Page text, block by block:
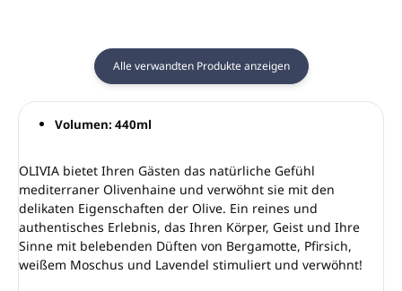
Alle verwandten Produkte anzeigen
Volumen: 440ml
OLIVIA bietet Ihren Gästen das natürliche Gefühl
mediterraner Olivenhaine und verwöhnt sie mit den
delikaten Eigenschaften der Olive. Ein reines und
authentisches Erlebnis, das Ihren Körper, Geist und Ihre
Sinne mit belebenden Düften von Bergamotte, Pfirsich,
weißem Moschus und Lavendel stimuliert und verwöhnt!